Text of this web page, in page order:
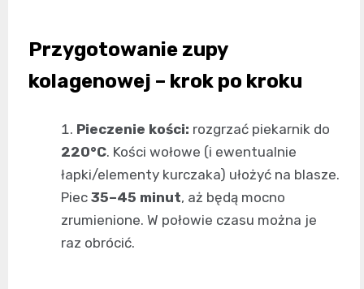
Przygotowanie zupy
kolagenowej – krok po kroku
Pieczenie kości: rozgrzać piekarnik do
220°C. Kości wołowe (i ewentualnie
łapki/elementy kurczaka) ułożyć na blasze.
Piec 35–45 minut, aż będą mocno
zrumienione. W połowie czasu można je
raz obrócić.